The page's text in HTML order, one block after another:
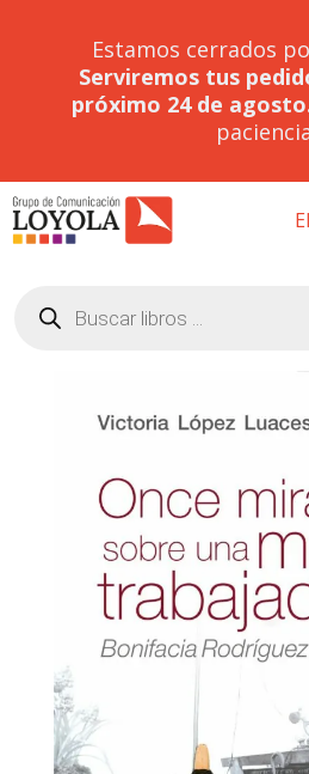
Estamos cerrados
Serviremos tus
próximo 24 de
productos